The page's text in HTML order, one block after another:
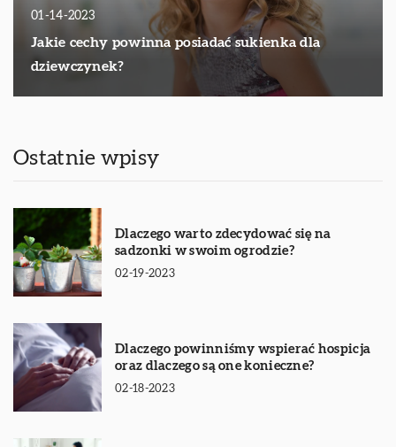
01-14-2023
Jakie cechy powinna posiadać sukienka dla
dziewczynek?
Ostatnie wpisy
Dlaczego warto zdecydować się na
sadzonki w swoim ogrodzie?
02-19-2023
Dlaczego powinniśmy wspierać hospicja
oraz dlaczego są one konieczne?
02-18-2023